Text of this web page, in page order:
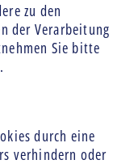
zu den
der Verarbeitung
Sie bitte
durch eine
verhindern oder